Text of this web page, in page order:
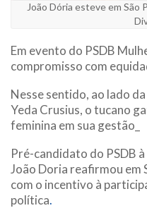
João Dória esteve em São
Em evento do PSDB
compromisso com
Nesse sentido, ao lado
Yeda Crusius, o tucano
feminina em sua gestão_
Pré-candidato do PSDB
João Doria reafirmou em
com o incentivo à
política.